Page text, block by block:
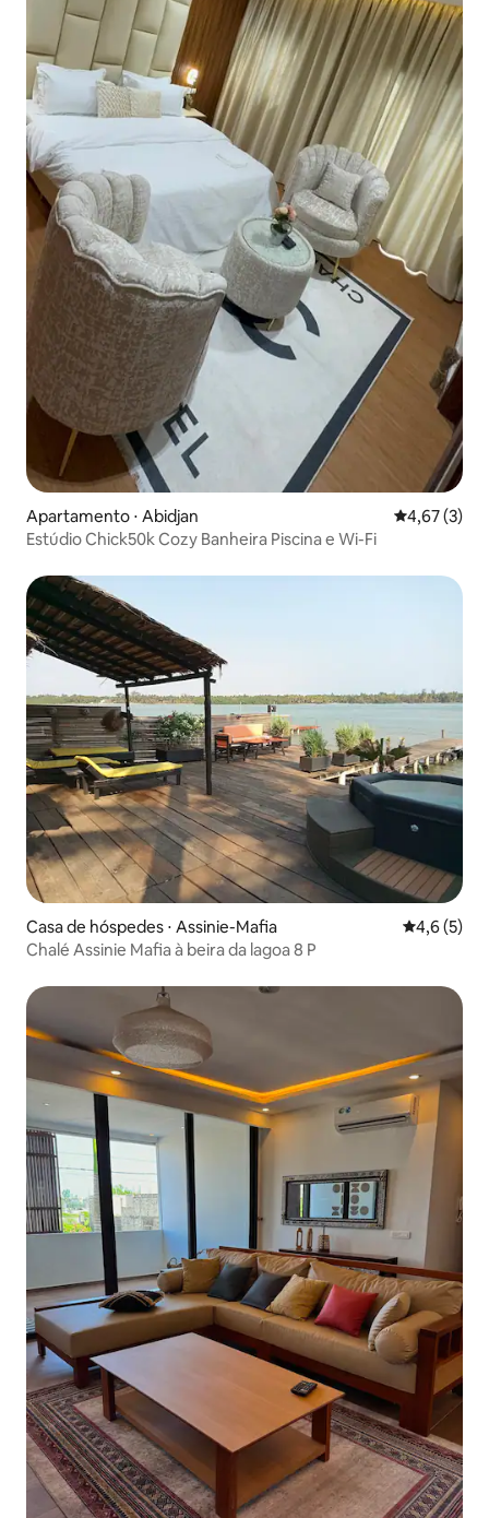
Apartamento ⋅ Abidjan 4,67 de
4,67 (3)
Estúdio Chick50k Cozy Banheira Piscina e Wi-Fi
Casa de hóspedes ⋅ Assinie-Mafia 4,6 de
4,6 (5)
Chalé Assinie Mafia à beira da lagoa 8 P